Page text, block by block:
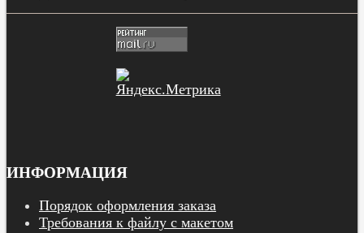
ИНФОРМАЦИЯ
Порядок оформления заказа
Требования к файлу с макетом